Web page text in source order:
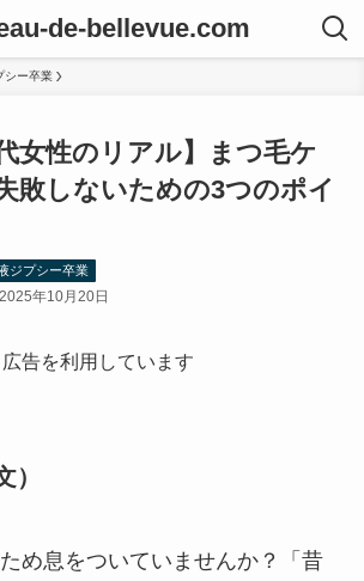
de-bellevue.com
シー卒業
代女性のリアル】まつ毛ケ
敗しないための3つのポイ
ジプシー卒業
2025年10月20日
告を利用しています
）
め息をついていませんか？「昔